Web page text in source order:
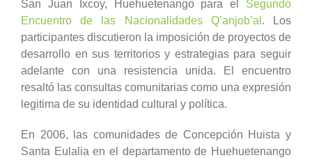
San Juan Ixcoy, Huehuetenango para el Segundo
Encuentro de las Nacionalidades Q’anjob’al . Los
participantes discutieron la imposición de proyectos de
desarrollo en sus territorios y estrategias para seguir
adelante con una resistencia unida. El encuentro
resaltó las consultas comunitarias como una expresión
legitima de su identidad cultural y política.
En 2006, las comunidades de Concepción Huista y
Santa Eulalia en el departamento de Huehuetenango